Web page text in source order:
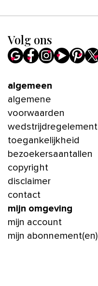
Volg ons
algemeen
algemene
voorwaarden
wedstrijdregelement
toegankelijkheid
bezoekersaantallen
copyright
disclaimer
contact
mijn omgeving
mijn account
mijn abonnement(en)